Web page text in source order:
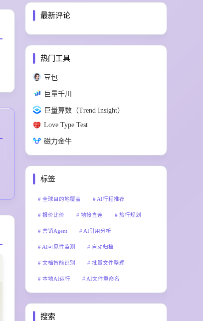
最新评论
热门工具
豆包
巨量千川
巨量算数（Trend Insight）
Love Type Test
磁力金牛
标签
全球目的地覆盖 AI行程推荐
报价比价 地接直连 旅行规划
营销Agent AI引用分析
AI可见性监测 自动归档
文档智能识别 批量文件整理
本地AI运行 AI文件重命名
搜索